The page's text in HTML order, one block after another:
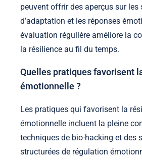
peuvent offrir des aperçus sur les
d’adaptation et les réponses
évaluation régulière améliore la
la résilience au fil du temps.
Quelles pratiques favorisent
émotionnelle ?
Les pratiques qui favorisent la
émotionnelle incluent la pleine
techniques de bio-hacking et des
structurées de régulation